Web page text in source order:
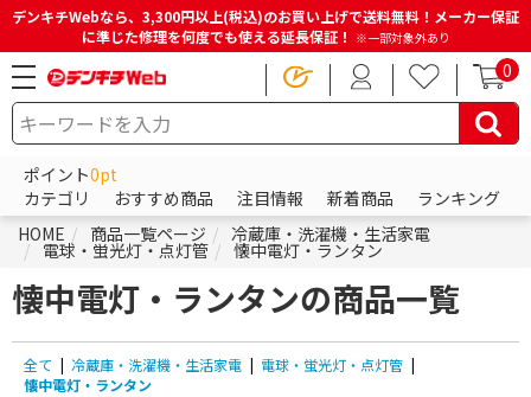
デンキチWebなら、3,300円以上(税込)のお買い上げで送料無料！メーカー保証
に準じた修理を何度でも使える延長保証！ ※一部対象外あり
0
ポイント0pt
カテゴリ
おすすめ商品 注目情報 新着商品
ランキング
HOME
商品一覧ページ 冷蔵庫・洗濯機・生活家電
電球・蛍光灯・点灯管 懐中電灯・ランタン
懐中電灯・ランタンの商品一覧
全て | 冷蔵庫・洗濯機・生活家電 | 電球・蛍光灯・点灯管 |
懐中電灯・ランタン